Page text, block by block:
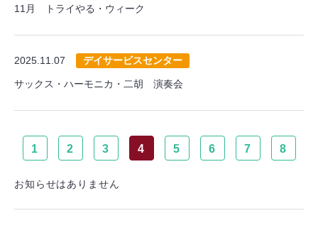
11月 トライやる・ウィーク
2025.11.07 デイサービスセンター
サックス・ハーモニカ・二胡 演奏会
1 2 3 4 5 6 7 8
お知らせはありません